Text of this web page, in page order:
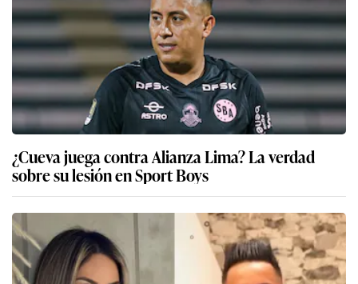
¿Cueva juega contra Alianza Lima? La verdad
sobre su lesión en Sport Boys